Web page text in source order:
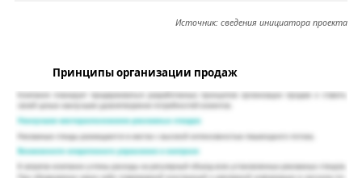
Источник: сведения инициатора проекта
Принципы организации продаж